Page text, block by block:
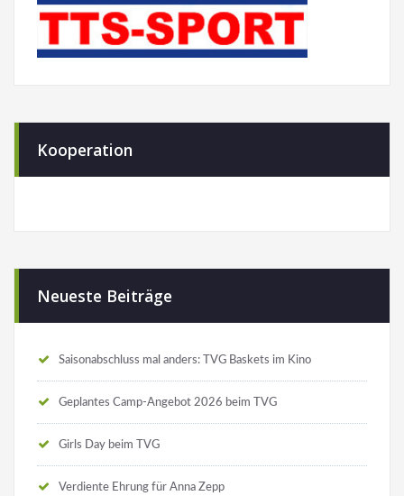
Kooperation
Neueste Beiträge
Saisonabschluss mal anders: TVG Baskets im Kino
Geplantes Camp-Angebot 2026 beim TVG
Girls Day beim TVG
Verdiente Ehrung für Anna Zepp